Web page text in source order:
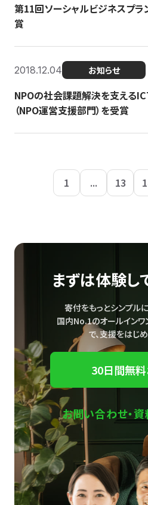
第11回ソーシャルビジネスプラ
賞
2018.12.04 お知らせ
NPOの社会課題解決を支える
（NPO運営支援部門）を受賞
1 ... 13
まずは体験し
寄付をもっとシンプルに
国内No.1のオールイン
で、支援をはじめ
30日間無
お問い合わせ・